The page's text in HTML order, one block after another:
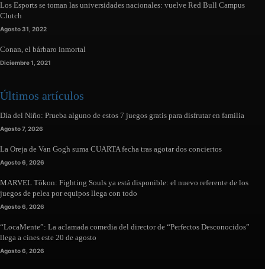
Los Esports se toman las universidades nacionales: vuelve Red Bull Campus
Clutch
Agosto 31, 2022
Conan, el bárbaro inmortal
Diciembre 1, 2021
Últimos artículos
Día del Niño: Prueba alguno de estos 7 juegos gratis para disfrutar en familia
Agosto 7, 2026
La Oreja de Van Gogh suma CUARTA fecha tras agotar dos conciertos
Agosto 6, 2026
MARVEL Tōkon: Fighting Souls ya está disponible: el nuevo referente de los
juegos de pelea por equipos llega con todo
Agosto 6, 2026
“LocaMente”: La aclamada comedia del director de “Perfectos Desconocidos”
llega a cines este 20 de agosto
Agosto 6, 2026